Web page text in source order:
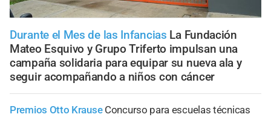
Durante el Mes de las Infancias La Fundación
Mateo Esquivo y Grupo Triferto impulsan una
campaña solidaria para equipar su nueva ala y
seguir acompañando a niños con cáncer
Premios Otto Krause Concurso para escuelas técnicas